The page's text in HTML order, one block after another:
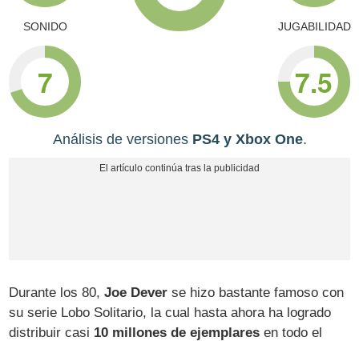
SONIDO
7
JUGABILIDAD
7.5
Análisis de versiones PS4 y Xbox One.
Durante los 80,Joe Dever se hizo bastante famoso con
su serie Lobo Solitario, la cual hasta ahora ha logrado
distribuir casi 10 millones de ejemplares en todo el